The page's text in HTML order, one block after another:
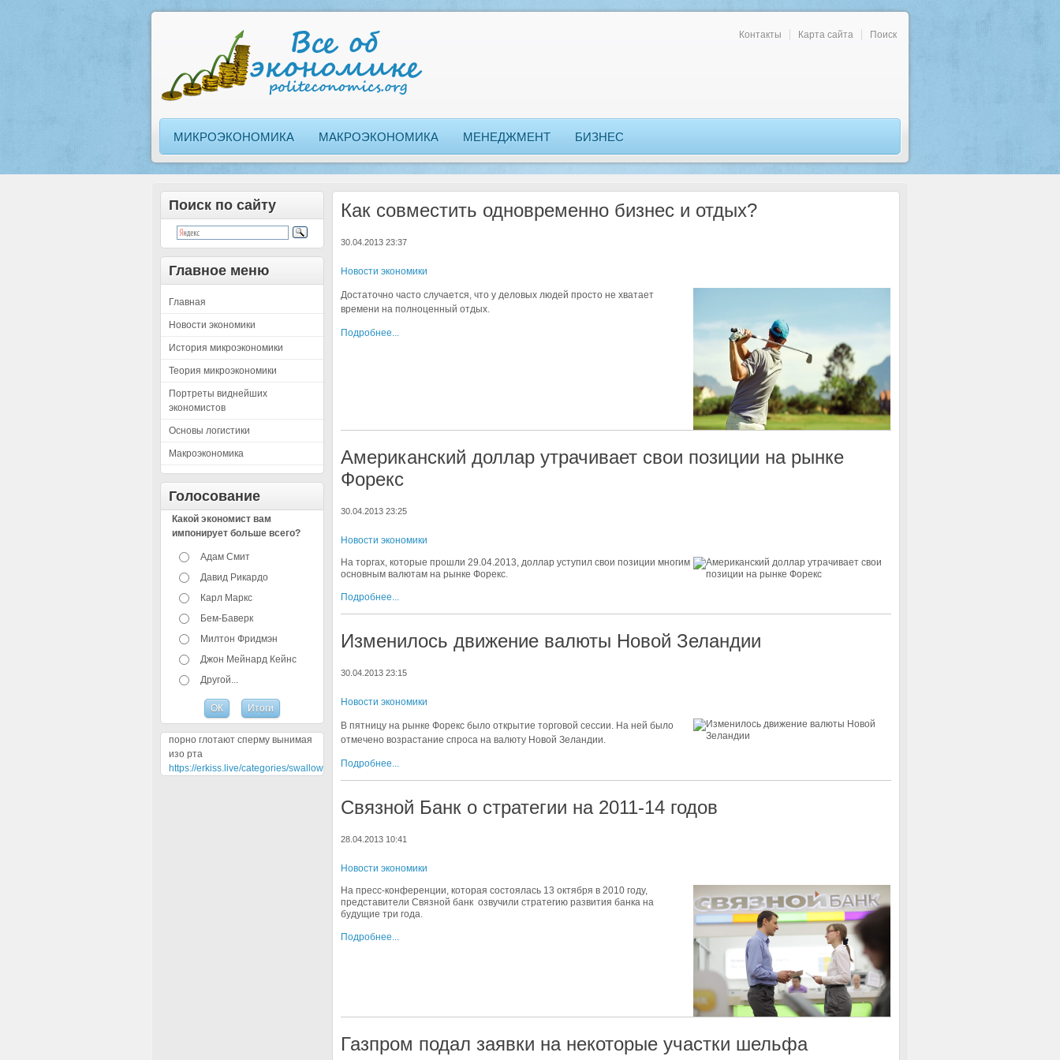
Контакты Карта сайта Поиск
МИКРОЭКОНОМИКА МАКРОЭКОНОМИКА МЕНЕДЖМЕНТ БИЗНЕС
Поиск по сайту
Главное меню
Главная
Новости экономики
История микроэкономики
Теория микроэкономики
Портреты виднейших
экономистов
Основы логистики
Макроэкономика
Голосование
Какой экономист вам
импонирует больше всего?
Адам Смит
Давид Рикардо
Карл Маркс
Бем-Баверк
Милтон Фридмэн
Джон Мейнард Кейнс
Другой...
порно глотают сперму вынимая
изо рта
https://erkiss.live/categories/swallow
Как совместить одновременно бизнес и отдых?
30.04.2013 23:37
Новости экономики
Достаточно часто случается, что у деловых людей просто не хватает
времени на полноценный отдых.
Подробнее...
Американский доллар утрачивает свои позиции на рынке
Форекс
30.04.2013 23:25
Новости экономики
На торгах, которые прошли 29.04.2013, доллар уступил свои позиции многим
основным валютам на рынке Форекс.
Подробнее...
Изменилось движение валюты Новой Зеландии
30.04.2013 23:15
Новости экономики
В пятницу на рынке Форекс было открытие торговой сессии. На ней было
отмечено возрастание спроса на валюту Новой Зеландии.
Подробнее...
Связной Банк о стратегии на 2011-14 годов
28.04.2013 10:41
Новости экономики
На пресс-конференции, которая состоялась 13 октября в 2010 году,
представители Связной банк озвучили стратегию развития банка на
будущие три года.
Подробнее...
Газпром подал заявки на некоторые участки шельфа